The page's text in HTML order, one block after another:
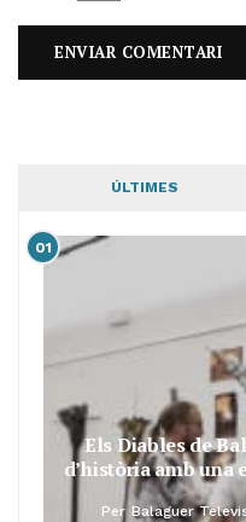
ÚLTIMES
01
Els Diables de
d’història amb una
Per Balaguer